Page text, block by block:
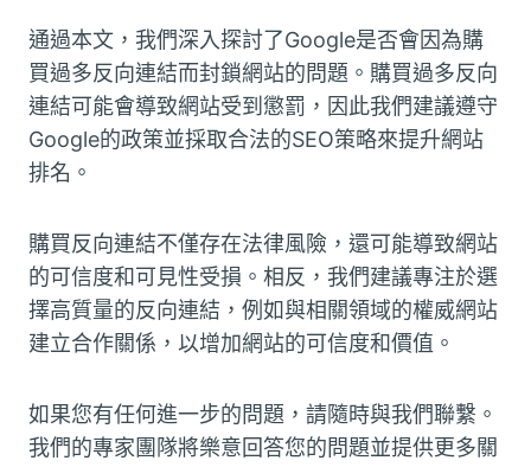
通過本文，我們深入探討了Google是否會因為購
買過多反向連結而封鎖網站的問題。購買過多反向
連結可能會導致網站受到懲罰，因此我們建議遵守
Google的政策並採取合法的SEO策略來提升網站
排名。
購買反向連結不僅存在法律風險，還可能導致網站
的可信度和可見性受損。相反，我們建議專注於選
擇高質量的反向連結，例如與相關領域的權威網站
建立合作關係，以增加網站的可信度和價值。
如果您有任何進一步的問題，請隨時與我們聯繫。
我們的專家團隊將樂意回答您的問題並提供更多關